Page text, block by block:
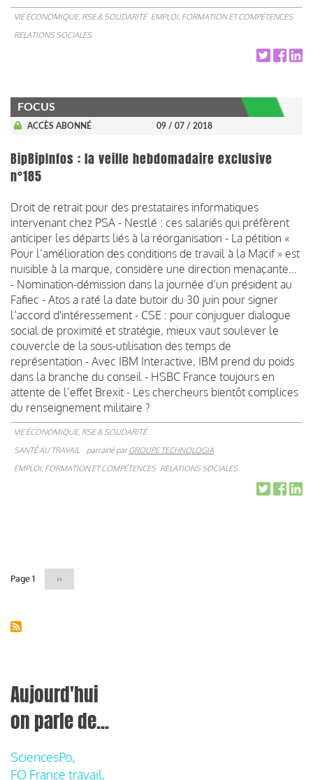
VIE ÉCONOMIQUE, RSE & SOLIDARITÉ EMPLOI, FORMATION ET COMPÉTENCES
RELATIONS SOCIALES
FOCUS
ACCÈS ABONNÉ 09 / 07 / 2018
BipBipInfos : la veille hebdomadaire exclusive
n°185
Droit de retrait pour des prestataires informatiques
intervenant chez PSA - Nestlé : ces salariés qui préfèrent
anticiper les départs liés à la réorganisation - La pétition «
Pour l’amélioration des conditions de travail à la Macif » est
nuisible à la marque, considère une direction menaçante…
- Nomination-démission dans la journée d’un président au
Fafiec - Atos a raté la date butoir du 30 juin pour signer
l’accord d'intéressement - CSE : pour conjuguer dialogue
social de proximité et stratégie, mieux vaut soulever le
couvercle de la sous-utilisation des temps de
représentation - Avec IBM Interactive, IBM prend du poids
dans la branche du conseil - HSBC France toujours en
attente de l’effet Brexit - Les chercheurs bientôt complices
du renseignement militaire ?
VIE ÉCONOMIQUE, RSE & SOLIDARITÉ
SANTÉ AU TRAVAIL
parrainé parGROUPE TECHNOLOGIA
EMPLOI, FORMATION ET COMPÉTENCES RELATIONS SOCIALES
Page 1
Page
››
Aujourd'hui
on parle de...
SciencesPo,
FO France travail,